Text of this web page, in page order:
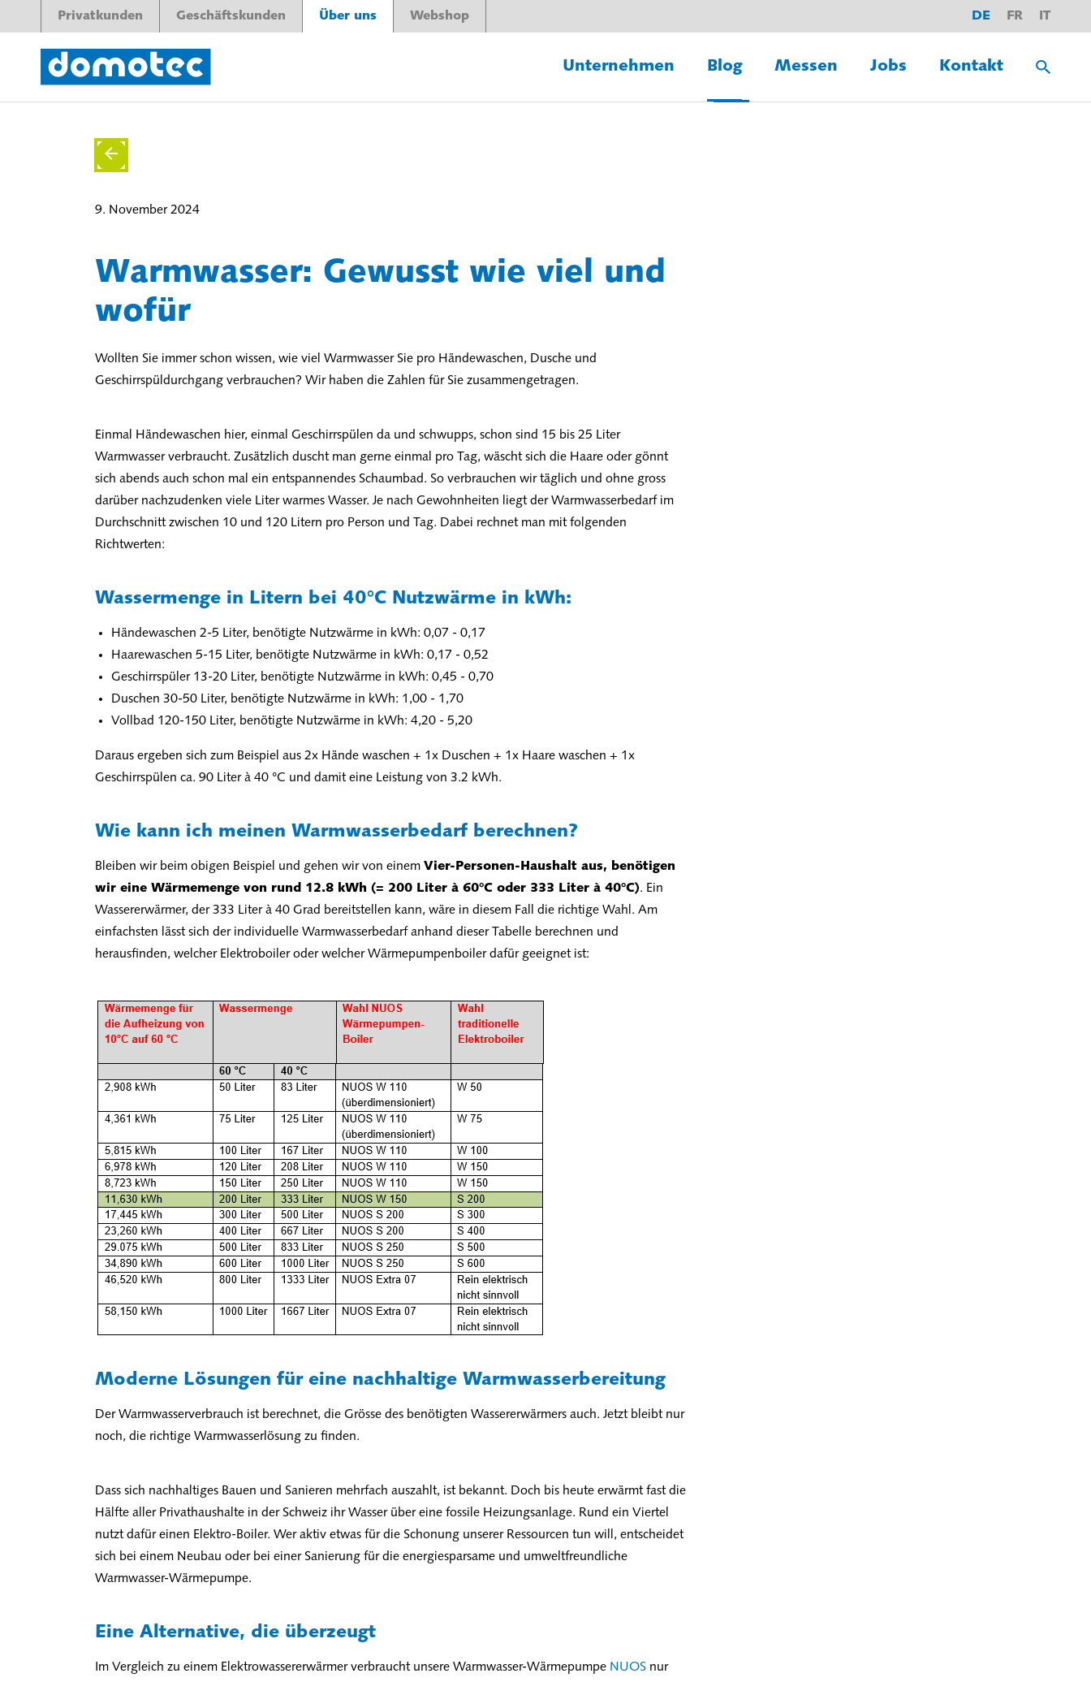
Privatkunden Geschäftskunden Über uns Webshop DE FR IT
Unternehmen Blog Messen Jobs Kontakt
9. November 2024
Warmwasser: Gewusst wie viel und
wofür
Wollten Sie immer schon wissen, wie viel Warmwasser Sie pro Händewaschen, Dusche und
Geschirrspüldurchgang verbrauchen? Wir haben die Zahlen für Sie zusammengetragen.
Einmal Händewaschen hier, einmal Geschirrspülen da und schwupps, schon sind 15 bis 25 Liter
Warmwasser verbraucht. Zusätzlich duscht man gerne einmal pro Tag, wäscht sich die Haare oder gönnt
sich abends auch schon mal ein entspannendes Schaumbad. So verbrauchen wir täglich und ohne gross
darüber nachzudenken viele Liter warmes Wasser. Je nach Gewohnheiten liegt der Warmwasserbedarf im
Durchschnitt zwischen 10 und 120 Litern pro Person und Tag. Dabei rechnet man mit folgenden
Richtwerten:
Wassermenge in Litern bei 40°C Nutzwärme in kWh:
Händewaschen 2-5 Liter, benötigte Nutzwärme in kWh: 0,07 - 0,17
Haarewaschen 5-15 Liter, benötigte Nutzwärme in kWh: 0,17 - 0,52
Geschirrspüler 13-20 Liter, benötigte Nutzwärme in kWh: 0,45 - 0,70
Duschen 30-50 Liter, benötigte Nutzwärme in kWh: 1,00 - 1,70
Vollbad 120-150 Liter, benötigte Nutzwärme in kWh: 4,20 - 5,20
Daraus ergeben sich zum Beispiel aus 2x Hände waschen + 1x Duschen + 1x Haare waschen + 1x
Geschirrspülen ca. 90 Liter à 40 °C und damit eine Leistung von 3.2 kWh.
Wie kann ich meinen Warmwasserbedarf berechnen?
Bleiben wir beim obigen Beispiel und gehen wir von einem Vier-Personen-Haushalt aus, benötigen
wir eine Wärmemenge von rund 12.8 kWh (= 200 Liter à 60°C oder 333 Liter à 40°C). Ein
Wassererwärmer, der 333 Liter à 40 Grad bereitstellen kann, wäre in diesem Fall die richtige Wahl. Am
einfachsten lässt sich der individuelle Warmwasserbedarf anhand dieser Tabelle berechnen und
herausfinden, welcher Elektroboiler oder welcher Wärmepumpenboiler dafür geeignet ist:
Moderne Lösungen für eine nachhaltige Warmwasserbereitung
Der Warmwasserverbrauch ist berechnet, die Grösse des benötigten Wassererwärmers auch. Jetzt bleibt nur
noch, die richtige Warmwasserlösung zu finden.
Dass sich nachhaltiges Bauen und Sanieren mehrfach auszahlt, ist bekannt. Doch bis heute erwärmt fast die
Hälfte aller Privathaushalte in der Schweiz ihr Wasser über eine fossile Heizungsanlage. Rund ein Viertel
nutzt dafür einen Elektro-Boiler. Wer aktiv etwas für die Schonung unserer Ressourcen tun will, entscheidet
sich bei einem Neubau oder bei einer Sanierung für die energiesparsame und umweltfreundliche
Warmwasser-Wärmepumpe.
Eine Alternative, die überzeugt
Im Vergleich zu einem Elektrowassererwärmer verbraucht unsere Warmwasser-Wärmepumpe NUOS nur